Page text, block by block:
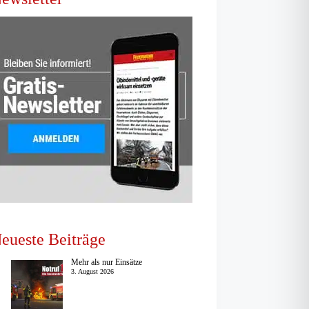
Beiträge
Mehr als nur Einsätze
3. August 2026